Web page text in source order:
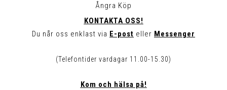
Ångra Köp
KONTAKTA OSS!
Du når oss enklast via E-post eller Messenger
(Telefontider vardagar 11.00-15.30)
Kom och hälsa på!